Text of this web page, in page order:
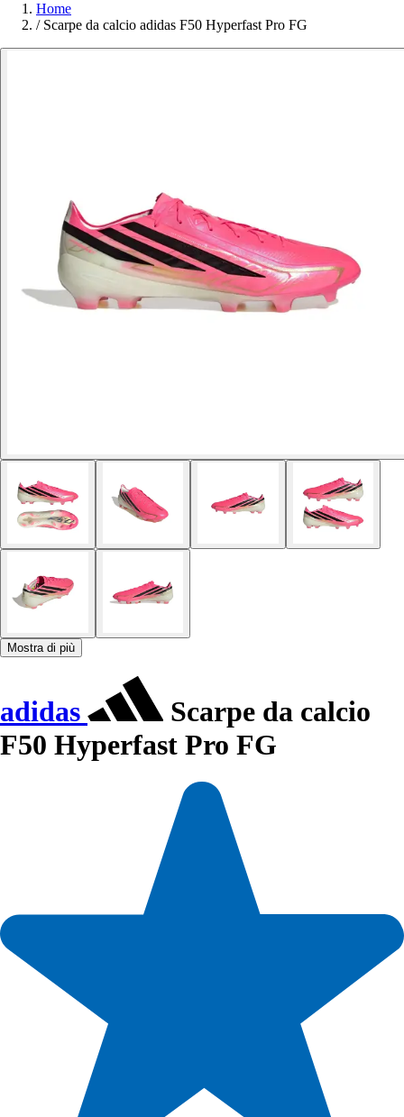
Home
/ Scarpe da calcio adidas F50 Hyperfast Pro FG
Mostra di più
adidas
Scarpe da calcio
F50 Hyperfast Pro FG